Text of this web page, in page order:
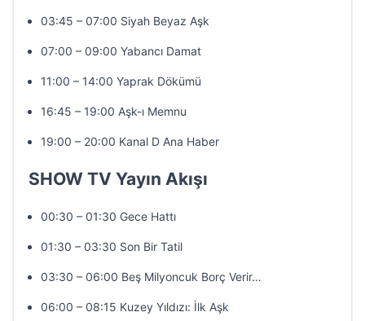
03:45 – 07:00 Siyah Beyaz Aşk
07:00 – 09:00 Yabancı Damat
11:00 – 14:00 Yaprak Dökümü
16:45 – 19:00 Aşk-ı Memnu
19:00 – 20:00 Kanal D Ana Haber
SHOW TV Yayın Akışı
00:30 – 01:30 Gece Hattı
01:30 – 03:30 Son Bir Tatil
03:30 – 06:00 Beş Milyoncuk Borç Verir…
06:00 – 08:15 Kuzey Yıldızı: İlk Aşk